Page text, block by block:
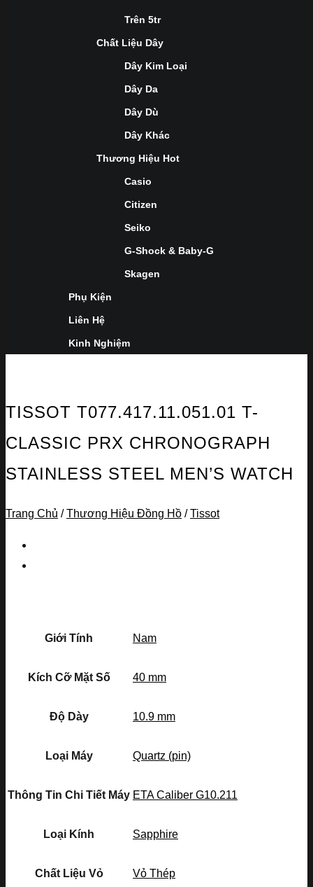
Trên 5tr
Chất Liệu Dây
Dây Kim Loại
Dây Da
Dây Dù
Dây Khác
Thương Hiệu Hot
Casio
Citizen
Seiko
G-Shock & Baby-G
Skagen
Phụ Kiện
Liên Hệ
Kinh Nghiệm
TISSOT T077.417.11.051.01 T-
CLASSIC PRX CHRONOGRAPH
STAINLESS STEEL MEN’S WATCH
Trang Chủ / Thương Hiệu Đồng Hồ / Tissot
Giới Tính Nam
Kích Cỡ Mặt Số 40 mm
Độ Dày 10.9 mm
Loại Máy Quartz (pin)
Thông Tin Chi Tiết Máy ETA Caliber G10.211
Loại Kính Sapphire
Chất Liệu Vỏ Vỏ Thép